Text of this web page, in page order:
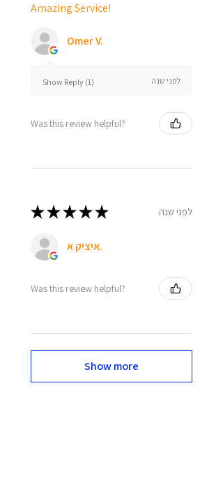
Amazing Service!
Omer V.
Show Reply (1) לפני שנה
Was this review helpful?
★★★★★ לפני שנה
איציק א.
Was this review helpful?
Show more